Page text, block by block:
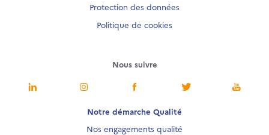
Protection des données
Politique de cookies
Nous suivre
Notre démarche Qualité
Nos engagements qualité